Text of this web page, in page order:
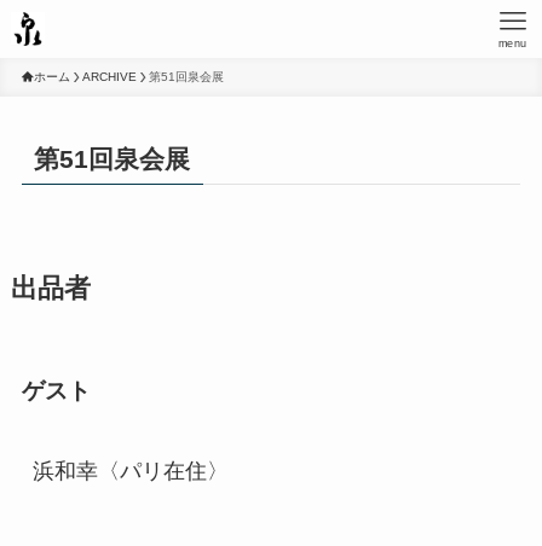
menu
ホーム ARCHIVE 第51回泉会展
第51回泉会展
出品者
ゲスト
浜和幸〈パリ在住〉